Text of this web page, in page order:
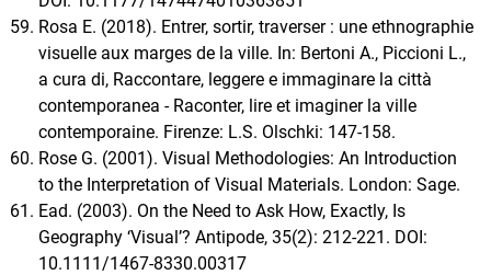
Rosa E. (2018). Entrer, sortir, traverser : une ethnographie
visuelle aux marges de la ville. In: Bertoni A., Piccioni L.,
a cura di, Raccontare, leggere e immaginare la città
contemporanea - Raconter, lire et imaginer la ville
contemporaine. Firenze: L.S. Olschki: 147-158.
Rose G. (2001). Visual Methodologies: An Introduction
to the Interpretation of Visual Materials. London: Sage.
Ead. (2003). On the Need to Ask How, Exactly, Is
Geography ‘Visual’? Antipode, 35(2): 212-221. DOI:
10.1111/1467-8330.00317